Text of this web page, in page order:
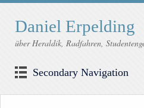
Daniel Erpelding
über Heraldik, Radfahren,
Secondary Navigation